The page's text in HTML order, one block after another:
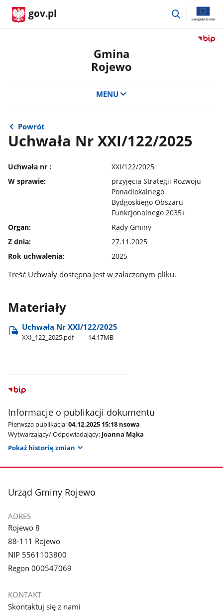
gov.pl
przejdź
Przejdź
Gmina
Rojewo
MENU
Powrót
Uchwała Nr XXI/122/2025
Uchwała nr :
XXI/122/2025
W sprawie:
przyjęcia Strategii Rozwoju
Ponadlokalnego
Bydgoskiego Obszaru
Funkcjonalnego 2035+
Organ:
Rady Gminy
Z dnia:
27.11.2025
Rok uchwalenia:
2025
Treść Uchwały dostępna jest w załaczonym pliku.
Materiały
Uchwała Nr XXI/122/2025
XXI​_122​_2025.pdf 14.17MB
Informacje o publikacji dokumentu
Pierwsza publikacja:04.12.2025 15:18 nsowa
Wytwarzający/ Odpowiadający: Joanna Mąka
Pokaż historię zmian
stopka
Urząd Gminy Rojewo
ADRES
Rojewo 8
88-111 Rojewo
NIP 5561103800
Regon 000547069
KONTAKT
Skontaktuj się z nami